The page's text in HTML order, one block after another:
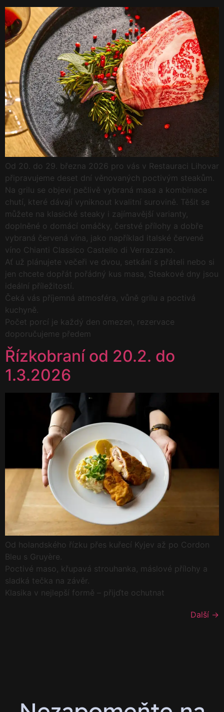
Od 20. do 29. března 2026 pro vás v Restauraci Lihovar
připravujeme deset dní věnovaných poctivým steakům.
Na grilu se objeví pečlivě vybraná masa a kombinace
chutí, které dávají vyniknout kvalitní surovině. Těšit se
můžete na klasické steaky i zajímavější varianty,
doplněné o domácí omáčky, čerstvé přílohy a dobře
vybraná červená vína, jako například italské červené
víno Chianti Classico Castello di Verrazzano.
Ať už plánujete večeři ve dvou, setkání s přáteli nebo si
jen chcete dopřát pořádný kus masa, Steakové dny jsou
ideální příležitostí.
Čeká vás příjemná atmosféra, vůně grilu a poctivá
kuchyně.
Počet porcí je každý den omezen, rezervace
doporučujeme předem
Řízkobraní od 20.2. do
1.3.2026
Od holandského řízku přes kuřecí Kyjev až po Cordon
Bleu s Gruyère.
Poctivé maso, křupavá strouhanka, máslové přílohy a
sladká tečka na závěr.
Klasika v nejlepší formě – přijďte ochutnat
Další →